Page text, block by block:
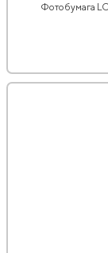
Фотобумага